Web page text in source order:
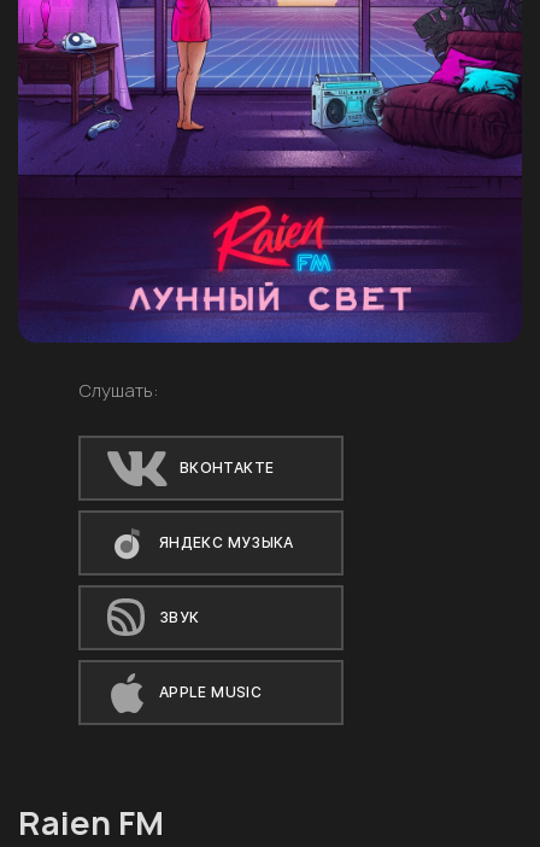
Слушать:
ВКОНТАКТЕ
ЯНДЕКС МУЗЫКА
ЗВУК
APPLE MUSIC
Raien FM